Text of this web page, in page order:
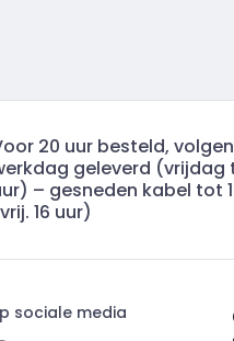
20 uur besteld,
geleverd (vrijdag
– gesneden kabel tot
16 uur)
sociale media